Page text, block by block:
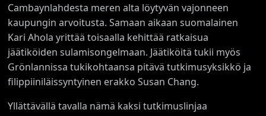
Cambaynlahdesta meren alta löytyvän vajonneen
kaupungin arvoitusta. Samaan aikaan suomalainen
Kari Ahola yrittää toisaalla kehittää ratkaisua
jäätiköiden sulamisongelmaan. Jäätiköitä tukii myös
Grönlannissa tukikohtaansa pitävä tutkimusyksikkö ja
filippiiniläissyntyinen erakko Susan Chang.
Yllättävällä tavalla nämä kaksi tutkimuslinjaa